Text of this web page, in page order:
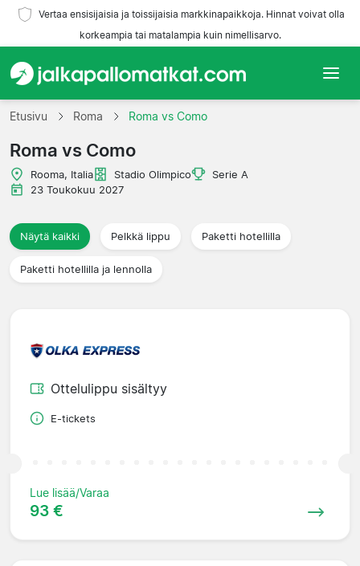
Vertaa ensisijaisia ja toissijaisia markkinapaikkoja. Hinnat voivat olla
korkeampia tai matalampia kuin nimellisarvo.
Etusivu
Joukkueet
Liigat
Matkatoimistoja
Etusivu Roma Roma vs Como
Roma vs Como
Rooma, Italia Stadio Olimpico
Serie A
23 Toukokuu 2027
Näytä kaikki Pelkkä lippu Paketti hotellilla
Paketti hotellilla ja lennolla
Ottelulippu sisältyy
E-tickets
Lue lisää/Varaa
93 €